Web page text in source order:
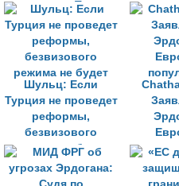
вступлении Турции
в ЕС
Шульц: Если
Турция не проведет
реформы,
безвизового
режима не будет